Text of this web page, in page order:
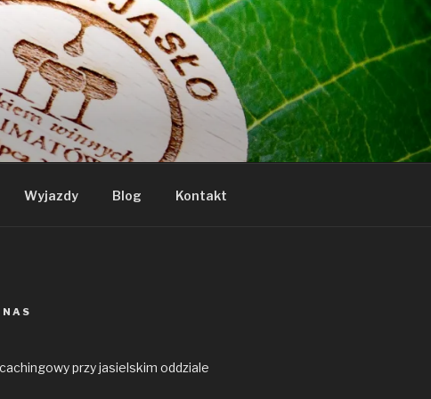
Wyjazdy Blog Kontakt
przy jasielskim oddziale